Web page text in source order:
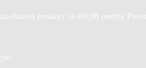
ennätys on 88,98 metriä Porin